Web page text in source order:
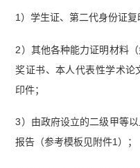
1）学生证、第二代身份证复
2）其他各种能力证明材料
奖证书、本人代表性学术论
印件；
3）由政府设立的二级甲等
报告（参考模板见附件1）；